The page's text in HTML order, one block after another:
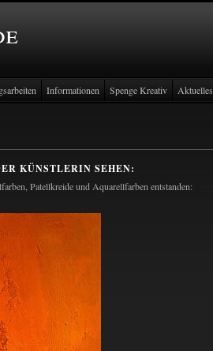
Informationen Spenge Kreativ Aktuelles
KÜNSTLERIN SEHEN:
Patellkreide und Aquarellfarben entstanden: